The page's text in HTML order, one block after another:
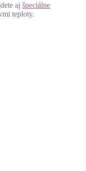
aj špeciálne
teploty.